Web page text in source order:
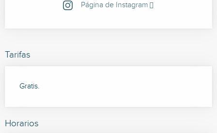
Página de Instagram
Tarifas
Gratis.
Horarios